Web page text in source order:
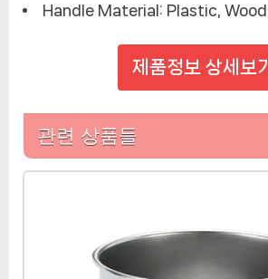
Handle Material: Plastic, Wood
제품정보 상세보기
관련 상품들